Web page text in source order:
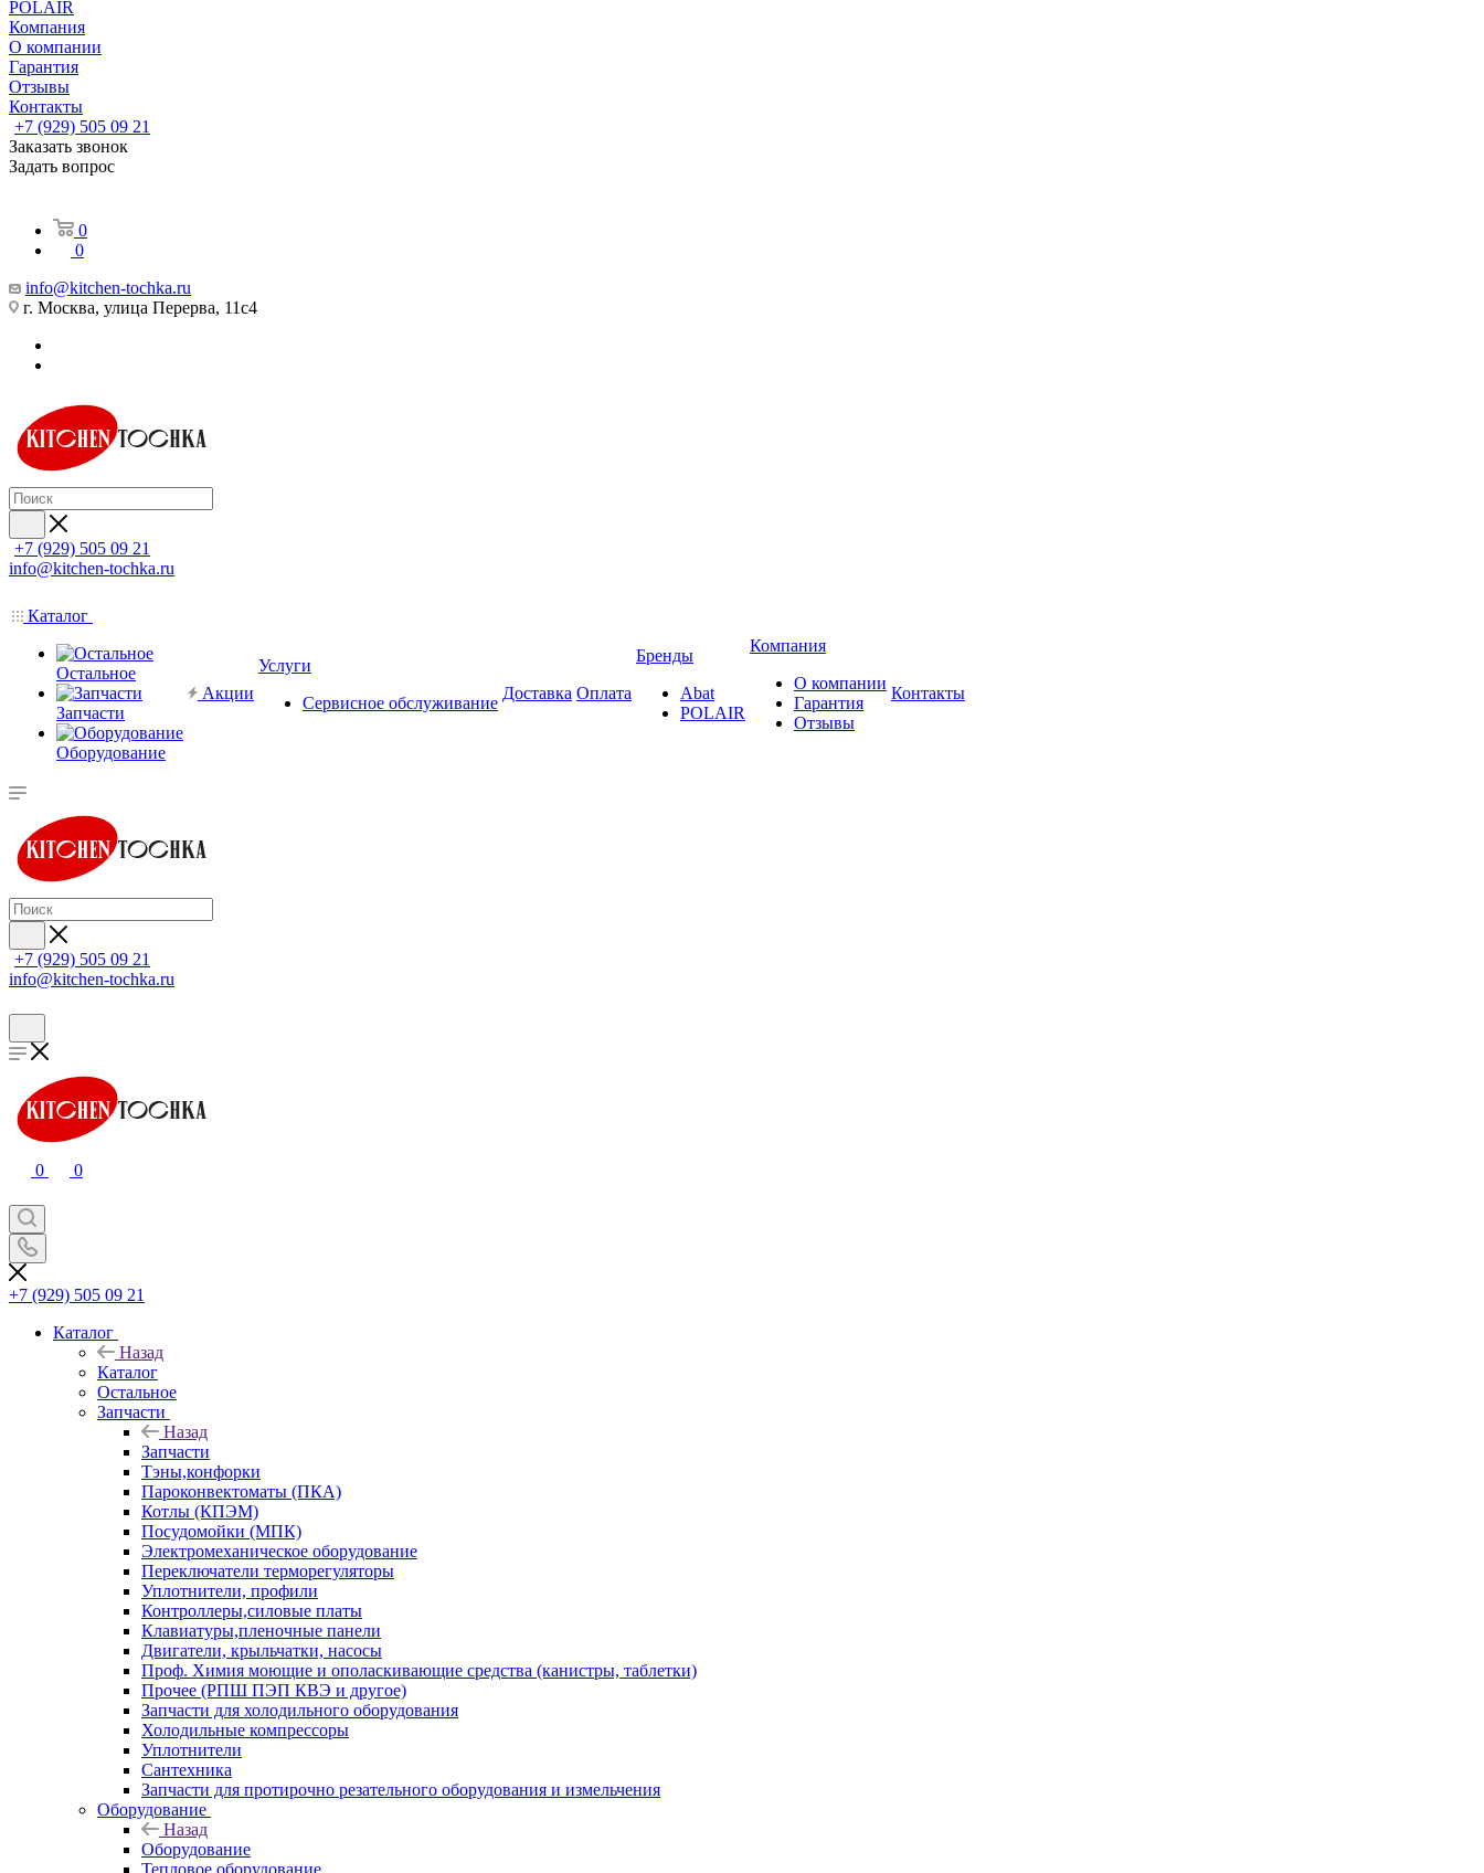
POLAIR
Компания
О компании
Гарантия
Отзывы
Контакты
+7 (929) 505 09 21
Заказать звонок
Задать вопрос
0
0
info@kitchen-tochka.ru
г. Москва, улица Перерва, 11с4
+7 (929) 505 09 21
info@kitchen-tochka.ru
Каталог
Остальное
Запчасти
Оборудование
Акции
Услуги
Сервисное обслуживание
Доставка Оплата
Бренды
Abat
POLAIR
Компания
О компании
Гарантия
Отзывы
Контакты
+7 (929) 505 09 21
info@kitchen-tochka.ru
0 0
+7 (929) 505 09 21
Каталог
Назад
Каталог
Остальное
Запчасти
Назад
Запчасти
Тэны,конфорки
Пароконвектоматы (ПКА)
Котлы (КПЭМ)
Посудомойки (МПК)
Электромеханическое оборудование
Переключатели терморегуляторы
Уплотнители, профили
Контроллеры,силовые платы
Клавиатуры,пленочные панели
Двигатели, крыльчатки, насосы
Проф. Химия моющие и ополаскивающие средства (канистры, таблетки)
Прочее (РПШ ПЭП КВЭ и другое)
Запчасти для холодильного оборудования
Холодильные компрессоры
Уплотнители
Сантехника
Запчасти для протирочно резательного оборудования и измельчения
Оборудование
Назад
Оборудование
Тепловое оборудование